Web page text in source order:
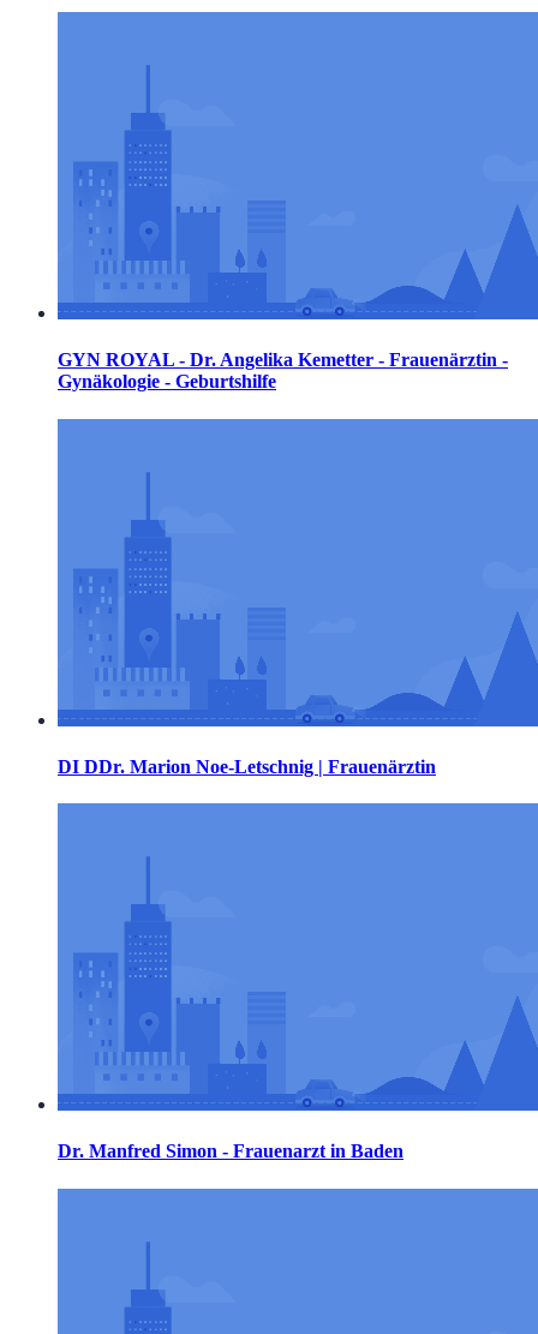
GYN ROYAL - Dr. Angelika Kemetter - Frauenärztin -
Gynäkologie - Geburtshilfe
DI DDr. Marion Noe-Letschnig | Frauenärztin
Dr. Manfred Simon - Frauenarzt in Baden